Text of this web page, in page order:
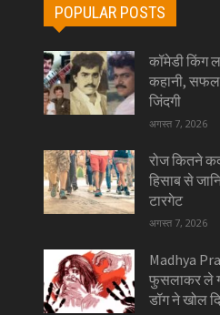
POPULAR POSTS
कॉमेडी किंग
कहानी,
जिंदगी
अगस्त 7, 2026
रोज कितने
हिसाब से
टारगेट
अगस्त 7, 2026
Madhya
फुसलाकर ले
डॉग ने खोल